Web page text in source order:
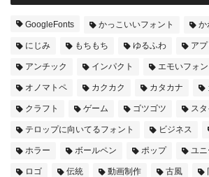
GoogleFonts かっこいいフォント か
にじみ もちもち ゆるふわ ア
アンチック インパクト エモいフォン
オノマトペ カクカク カタカナ
クラフト ゲーム ゴツゴツ ス
テロップに向いてるフォント ビジネス
ホラー ボールペン ポップ ユ
ロゴ 伝統 動画制作 古風